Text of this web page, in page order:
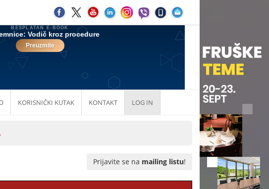
KORISNIČKI KUTAK KONTAKT LOG IN
.
Prijavite se na mailing listu!